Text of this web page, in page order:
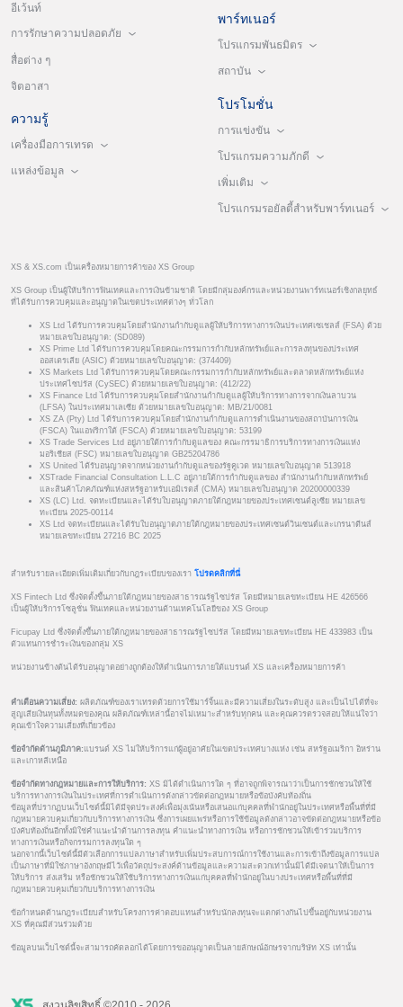
อีเว้นท์
การรักษาความปลอดภัย
สื่อต่าง ๆ
จิตอาสา
ความรู้
เครื่องมือการเทรด
แหล่งข้อมูล
พาร์ทเนอร์
โปรแกรมพันธมิตร
สถาบัน
โปรโมชั่น
การแข่งขัน
โปรแกรมความภักดี
เพิ่มเติม
โปรแกรมรอยัลตี้สำหรับพาร์ทเนอร์
XS & XS.com เป็นเครื่องหมายการค้าของ XS Group
XS Group เป็นผู้ให้บริการฟินเทคและการเงินข้ามชาติ โดยมีกลุ่มองค์กรและหน่วยงานพาร์ทเนอร์เชิงกลยุทธ์
ที่ได้รับการควบคุมและอนุญาตในเขตประเทศต่างๆ ทั่วโลก
XS Ltd ได้รับการควบคุมโดยสำนักงานกำกับดูแลผู้ให้บริการทางการเงินประเทศเซเชลส์ (FSA) ด้วย
หมายเลขใบอนุญาต: (SD089)
XS Prime Ltd ได้รับการควบคุมโดยคณะกรรมการกำกับหลักทรัพย์และการลงทุนของประเทศ
ออสเตรเลีย (ASIC) ด้วยหมายเลขใบอนุญาต: (374409)
XS Markets Ltd ได้รับการควบคุมโดยคณะกรรมการกำกับหลักทรัพย์และตลาดหลักทรัพย์แห่ง
ประเทศไซปรัส (CySEC) ด้วยหมายเลขใบอนุญาต: (412/22)
XS Finance Ltd ได้รับการควบคุมโดยสำนักงานกำกับดูแลผู้ให้บริการทางการจากเงินลาบวน
(LFSA) ในประเทศมาเลเซีย ด้วยหมายเลขใบอนุญาต: MB/21/0081
XS ZA (Pty) Ltd ได้รับการควบคุมโดยสำนักงานกำกับดูแลการดำเนินงานของสถาบันการเงิน
(FSCA) ในแอฟริกาใต้ (FSCA) ด้วยหมายเลขใบอนุญาต: 53199
XS Trade Services Ltd อยู่ภายใต้การกำกับดูแลของ คณะกรรมาธิการบริการทางการเงินแห่ง
มอริเชียส (FSC) หมายเลขใบอนุญาต GB25204786
XS United ได้รับอนุญาตจากหน่วยงานกำกับดูแลของรัฐคูเวต หมายเลขใบอนุญาต 513918
XSTrade Financial Consultation L.L.C อยู่ภายใต้การกำกับดูแลของ สำนักงานกำกับหลักทรัพย์
และสินค้าโภคภัณฑ์แห่งสหรัฐอาหรับเอมิเรตส์ (CMA) หมายเลขใบอนุญาต 20200000339
XS (LC) Ltd. จดทะเบียนและได้รับใบอนุญาตภายใต้กฎหมายของประเทศเซนต์ลูเซีย หมายเลข
ทะเบียน 2025-00114
XS Ltd จดทะเบียนและได้รับใบอนุญาตภายใต้กฎหมายของประเทศเซนต์วินเซนต์และเกรนาดีนส์
หมายเลขทะเบียน 27216 BC 2025
สำหรับรายละเอียดเพิ่มเติมเกี่ยวกับกฎระเบียบของเรา โปรดคลิกที่นี่
XS Fintech Ltd ซึ่งจัดตั้งขึ้นภายใต้กฎหมายของสาธารณรัฐไซปรัส โดยมีหมายเลขทะเบียน HE 426566
เป็นผู้ให้บริการโซลูชั่น ฟินเทคและหน่วยงานด้านเทคโนโลยีของ XS Group
Ficupay Ltd ซึ่งจัดตั้งขึ้นภายใต้กฎหมายของสาธารณรัฐไซปรัส โดยมีหมายเลขทะเบียน HE 433983 เป็น
ตัวแทนการชำระเงินของกลุ่ม XS
หน่วยงานข้างต้นได้รับอนุญาตอย่างถูกต้องให้ดำเนินการภายใต้แบรนด์ XS และเครื่องหมายการค้า
คำเตือนความเสี่ยง: ผลิตภัณฑ์ของเราเทรดด้วยการใช้มาร์จิ้นและมีความเสี่ยงในระดับสูง และเป็นไปได้ที่จะ
สูญเสียเงินทุนทั้งหมดของคุณ ผลิตภัณฑ์เหล่านี้อาจไม่เหมาะสำหรับทุกคน และคุณควรตรวจสอบให้แน่ใจว่า
คุณเข้าใจความเสี่ยงที่เกี่ยวข้อง
ข้อจำกัดด้านภูมิภาค: แบรนด์ XS ไม่ให้บริการแก่ผู้อยู่อาศัยในเขตประเทศบางแห่ง เช่น สหรัฐอเมริกา อิหร่าน
และเกาหลีเหนือ
ข้อจำกัดทางกฎหมายและการให้บริการ: XS มิได้ดำเนินการใด ๆ ที่อาจถูกพิจารณาว่าเป็นการชักชวนให้ใช้
บริการทางการเงินในประเทศที่การดำเนินการดังกล่าวขัดต่อกฎหมายหรือข้อบังคับท้องถิ่น
ข้อมูลที่ปรากฏบนเว็บไซต์นี้มิได้มีจุดประสงค์เพื่อมุ่งเน้นหรือเสนอแก่บุคคลที่พำนักอยู่ในประเทศหรือพื้นที่ที่มี
กฎหมายควบคุมเกี่ยวกับบริการทางการเงิน ซึ่งการเผยแพร่หรือการใช้ข้อมูลดังกล่าวอาจขัดต่อกฎหมายหรือข้อ
บังคับท้องถิ่นอีกทั้งมิใช่คำแนะนำด้านการลงทุน คำแนะนำทางการเงิน หรือการชักชวนให้เข้าร่วมบริการ
ทางการเงินหรือกิจกรรมการลงทุนใด ๆ
นอกจากนี้เว็บไซต์นี้มีตัวเลือกการแปลภาษาสำหรับเพิ่มประสบการณ์การใช้งานและการเข้าถึงข้อมูลการแปล
เป็นภาษาที่มิใช่ภาษาอังกฤษมีไว้เพื่อวัตถุประสงค์ด้านข้อมูลและความสะดวกเท่านั้นมิได้มีเจตนาให้เป็นการ
ให้บริการ ส่งเสริม หรือชักชวนให้ใช้บริการทางการเงินแก่บุคคลที่พำนักอยู่ในบางประเทศหรือพื้นที่ที่มี
กฎหมายควบคุมเกี่ยวกับบริการทางการเงิน
ข้อกำหนดด้านกฎระเบียบสำหรับโครงการค่าตอบแทนสำหรับนักลงทุนจะแตกต่างกันไปขึ้นอยู่กับหน่วยงาน
XS ที่คุณมีส่วนร่วมด้วย
ข้อมูลบนเว็บไซต์นี้จะสามารถคัดลอกได้โดยการขออนุญาตเป็นลายลักษณ์อักษรจากบริษัท XS เท่านั้น